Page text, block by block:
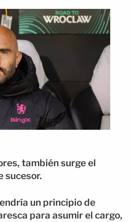
también surge el
sucesor.
un principio de
para asumir el cargo,